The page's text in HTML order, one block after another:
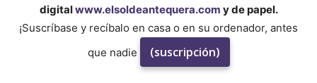
digitalwww.elsoldeantequera.com y de papel.
¡Suscríbase y recíbalo en casa o en su ordenador, antes
que nadie
(suscripción)